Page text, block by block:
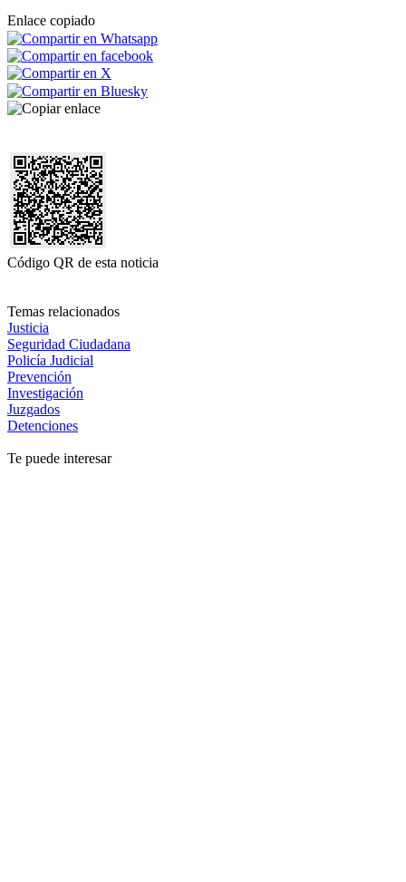
Enlace copiado
Código QR de esta noticia
Temas relacionados
Justicia
Seguridad Ciudadana
Policía Judicial
Prevención
Investigación
Juzgados
Detenciones
Te puede interesar